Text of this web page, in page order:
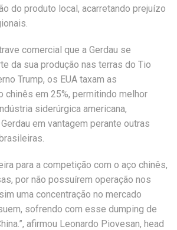
do produto local, acarretando prejuízo
comercial que a Gerdau se
da sua produção nas terras do Tio
Trump, os EUA taxam as
chinês em 25%, permitindo melhor
siderúrgica americana,
em vantagem perante outras
para a competição com o aço chinês,
por não possuírem operação nos
uma concentração no mercado
sofrendo com esse dumping de
afirmou Leonardo Piovesan, head